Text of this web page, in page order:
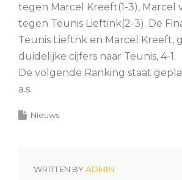
tegen Marcel Kreeft(1-3), Marcel
tegen Teunis Lieftink(2-3). De
Teunis Lieftnk en Marcel Kreeft,
duidelijke cijfers naar Teunis, 4-1.
De volgende Ranking staat
a.s.
Nieuws
WRITTEN BYADMIN